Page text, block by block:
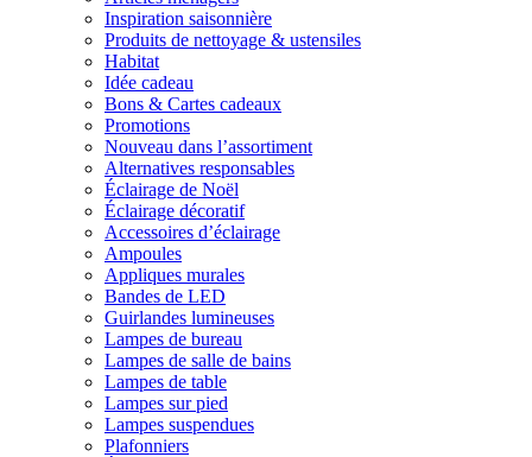
Inspiration saisonnière
Produits de nettoyage & ustensiles
Habitat
Idée cadeau
Bons & Cartes cadeaux
Promotions
Nouveau dans l’assortiment
Alternatives responsables
Éclairage de Noël
Éclairage décoratif
Accessoires d’éclairage
Ampoules
Appliques murales
Bandes de LED
Guirlandes lumineuses
Lampes de bureau
Lampes de salle de bains
Lampes de table
Lampes sur pied
Lampes suspendues
Plafonniers